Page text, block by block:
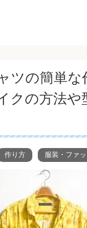
ツの簡単な
クの方法や
作り方 服装・ファ